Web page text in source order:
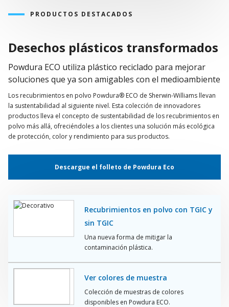
Sin COV.
eficiencia de transferencia cuando se recupera
Rendimiento AAMA 2605 en una sola capa
No se requiere pretratamiento de cromo
Producto 100 % sólido: sin necesidad de agua ni
disolvente
PRODUCTOS DESTACADOS
Desechos plásticos transformados
Powdura ECO utiliza plástico reciclado para mejorar
soluciones que ya son amigables con el medioambiente
Los recubrimientos en polvo Powdura® ECO de Sherwin-Williams llevan
la sustentabilidad al siguiente nivel. Esta colección de innovadores
productos lleva el concepto de sustentabilidad de los recubrimientos en
polvo más allá, ofreciéndoles a los clientes una solución más ecológica
de protección, color y rendimiento para sus productos.
Descargue el folleto de Powdura Eco
Recubrimientos en polvo con TGIC y
sin TGIC
Una nueva forma de mitigar la
contaminación plástica.
Ver colores de muestra
Colección de muestras de colores
disponibles en Powdura ECO.